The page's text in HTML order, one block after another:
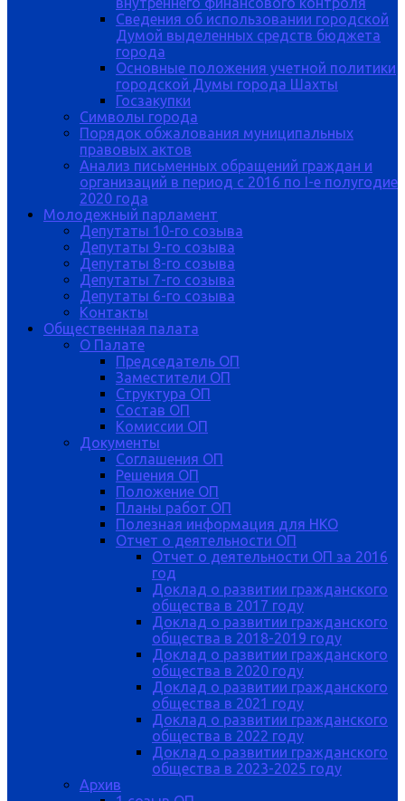
Сведения об использовании городской
Думой выделенных средств бюджета
города
Основные положения учетной политики
городской Думы города Шахты
Госзакупки
Символы города
Порядок обжалования муниципальных
правовых актов
Анализ письменных обращений граждан и
организаций в период с 2016 по I-е полугодие
2020 года
Молодежный парламент
Депутаты 10-го созыва
Депутаты 9-го созыва
Депутаты 8-го созыва
Депутаты 7-го созыва
Депутаты 6-го созыва
Контакты
Общественная палата
О Палате
Председатель ОП
Заместители ОП
Структура ОП
Состав ОП
Комиссии ОП
Документы
Соглашения ОП
Решения ОП
Положение ОП
Планы работ ОП
Полезная информация для НКО
Отчет о деятельности ОП
Отчет о деятельности ОП за 2016
год
Доклад о развитии гражданского
общества в 2017 году
Доклад о развитии гражданского
общества в 2018-2019 году
Доклад о развитии гражданского
общества в 2020 году
Доклад о развитии гражданского
общества в 2021 году
Доклад о развитии гражданского
общества в 2022 году
Доклад о развитии гражданского
общества в 2023-2025 году
Архив